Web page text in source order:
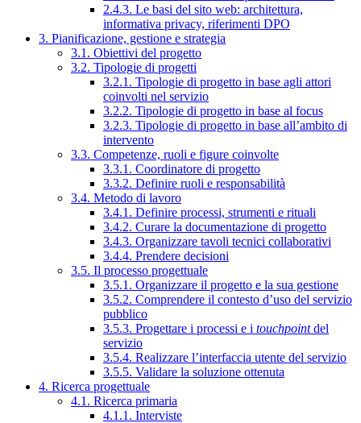
2.4.3. Le basi del sito web: architettura,
informativa privacy, riferimenti DPO
3. Pianificazione, gestione e strategia
3.1. Obiettivi del progetto
3.2. Tipologie di progetti
3.2.1. Tipologie di progetto in base agli attori
coinvolti nel servizio
3.2.2. Tipologie di progetto in base al focus
3.2.3. Tipologie di progetto in base all’ambito di
intervento
3.3. Competenze, ruoli e figure coinvolte
3.3.1. Coordinatore di progetto
3.3.2. Definire ruoli e responsabilità
3.4. Metodo di lavoro
3.4.1. Definire processi, strumenti e rituali
3.4.2. Curare la documentazione di progetto
3.4.3. Organizzare tavoli tecnici collaborativi
3.4.4. Prendere decisioni
3.5. Il processo progettuale
3.5.1. Organizzare il progetto e la sua gestione
3.5.2. Comprendere il contesto d’uso del servizio
pubblico
3.5.3. Progettare i processi e i touchpointdel
servizio
3.5.4. Realizzare l’interfaccia utente del servizio
3.5.5. Validare la soluzione ottenuta
4. Ricerca progettuale
4.1. Ricerca primaria
4.1.1. Interviste